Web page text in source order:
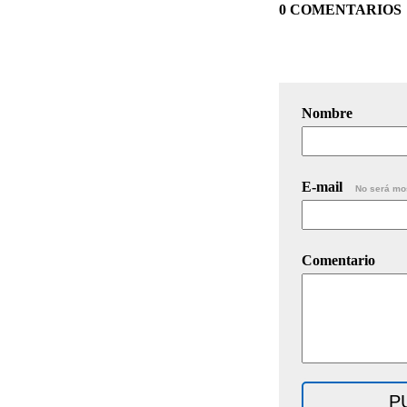
0 COMENTARIOS
Nombre
E-mail No será
Comentario